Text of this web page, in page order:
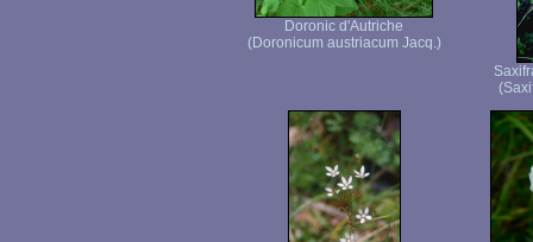
Doronic d'Autriche
(Doronicum austriacum Jacq.)